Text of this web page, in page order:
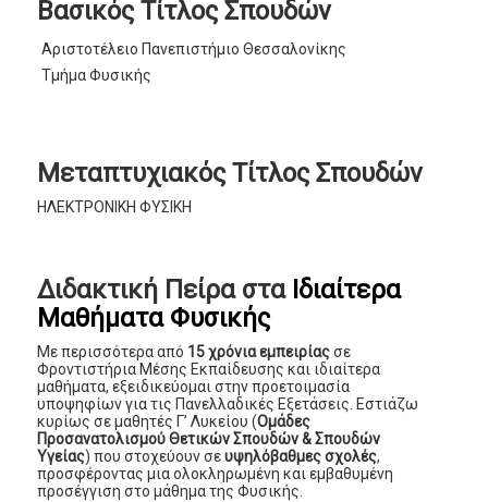
Βασικός Τίτλος Σπουδών
Αριστοτέλειο Πανεπιστήμιο Θεσσαλονίκης
Τμήμα Φυσικής
Μεταπτυχιακός Τίτλος Σπουδών
ΗΛΕΚΤΡΟΝΙΚΗ ΦΥΣΙΚΗ
Διδακτική Πείρα στα Ιδιαίτερα
Μαθήματα Φυσικής
Με περισσότερα από 15 χρόνια εμπειρίαςσε
Φροντιστήρια Μέσης Εκπαίδευσης και ιδιαίτερα
μαθήματα, εξειδικεύομαι στην προετοιμασία
υποψηφίων για τις Πανελλαδικές Εξετάσεις. Εστιάζω
κυρίως σε μαθητές Γ’ Λυκείου (Ομάδες
Προσανατολισμού Θετικών Σπουδών & Σπουδών
Υγείας) που στοχεύουν σευψηλόβαθμες σχολές,
προσφέροντας μια ολοκληρωμένη και εμβαθυμένη
προσέγγιση στο μάθημα της Φυσικής.